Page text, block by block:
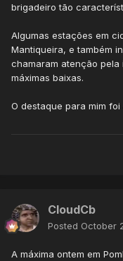
brigadeiro tão
Algumas estações em
Mantiqueira, e também
chamaram atenção
máximas baixas.
O destaque para mim
CloudCb
Posted October
A máxima ontem em